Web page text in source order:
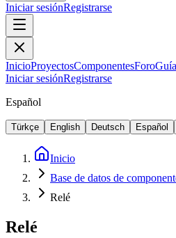
Iniciar sesiónRegistrarse
InicioProyectosComponentesForo
Iniciar sesiónRegistrarse
Español
Türkçe English Deutsch Español
Inicio
Base de datos de
Relé
Relé